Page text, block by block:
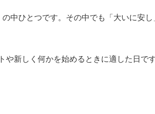
中ひとつです。その中でも「大いに安し
や新しく何かを始めるときに適した日で